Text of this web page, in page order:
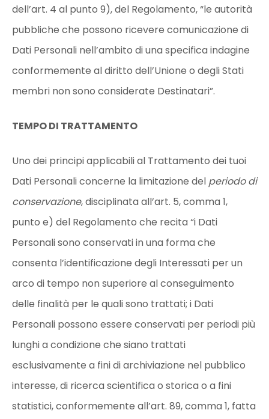
dell’art. 4 al punto 9), del Regolamento, “le autorità
pubbliche che possono ricevere comunicazione di
Dati Personali nell’ambito di una specifica indagine
conformemente al diritto dell’Unione o degli Stati
membri non sono considerate Destinatari”.
TEMPO DI TRATTAMENTO
Uno dei principi applicabili al Trattamento dei tuoi
Dati Personali concerne la limitazione del periodo di
conservazione, disciplinata all’art. 5, comma 1,
punto e) del Regolamento che recita “i Dati
Personali sono conservati in una forma che
consenta l’identificazione degli Interessati per un
arco di tempo non superiore al conseguimento
delle finalità per le quali sono trattati; i Dati
Personali possono essere conservati per periodi più
lunghi a condizione che siano trattati
esclusivamente a fini di archiviazione nel pubblico
interesse, di ricerca scientifica o storica o a fini
statistici, conformemente all’art. 89, comma 1, fatta